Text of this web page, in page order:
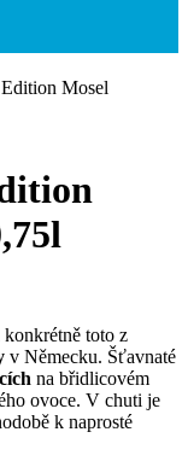
Mosel
konkrétně toto z
v Německu. Šťavnaté
na břidlicovém
ovoce. V chuti je
k naprosté